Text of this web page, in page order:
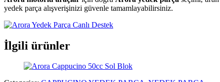
yedek parça alışverişinizi güvenle tamamlayabilirsiniz.
İlgili ürünler